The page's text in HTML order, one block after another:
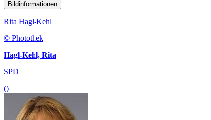
Bildinformationen
Rita Hagl-Kehl
© Photothek
Hagl-Kehl, Rita
SPD
()